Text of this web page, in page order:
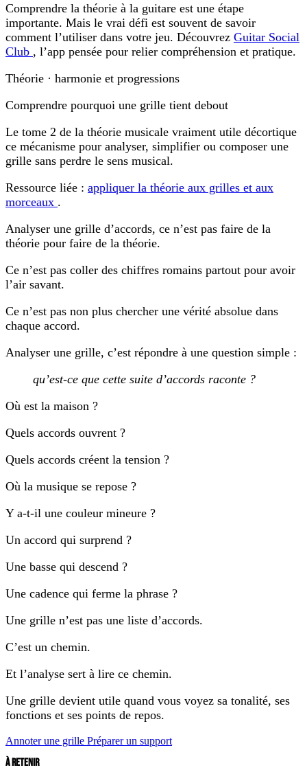
Comprendre la théorie à la guitare est une étape
importante. Mais le vrai défi est souvent de savoir
comment l’utiliser dans votre jeu. Découvrez Guitar Social
Club , l’app pensée pour relier compréhension et pratique.
Théorie · harmonie et progressions
Comprendre pourquoi une grille tient debout
Le tome 2 de la théorie musicale vraiment utile décortique
ce mécanisme pour analyser, simplifier ou composer une
grille sans perdre le sens musical.
Ressource liée : appliquer la théorie aux grilles et aux
morceaux .
Analyser une grille d’accords, ce n’est pas faire de la
théorie pour faire de la théorie.
Ce n’est pas coller des chiffres romains partout pour avoir
l’air savant.
Ce n’est pas non plus chercher une vérité absolue dans
chaque accord.
Analyser une grille, c’est répondre à une question simple :
qu’est-ce que cette suite d’accords raconte ?
Où est la maison ?
Quels accords ouvrent ?
Quels accords créent la tension ?
Où la musique se repose ?
Y a-t-il une couleur mineure ?
Un accord qui surprend ?
Une basse qui descend ?
Une cadence qui ferme la phrase ?
Une grille n’est pas une liste d’accords.
C’est un chemin.
Et l’analyse sert à lire ce chemin.
Une grille devient utile quand vous voyez sa tonalité, ses
fonctions et ses points de repos.
Annoter une grille Préparer un support
À RETENIR